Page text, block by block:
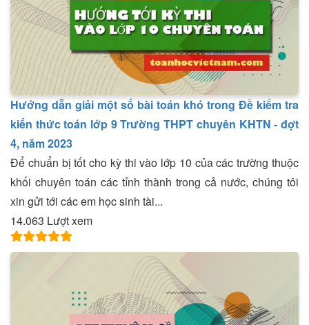
Hướng dẫn giải một số bài toán khó trong Đề kiểm tra
kiến thức toán lớp 9 Trường THPT chuyên KHTN - đợt
4, năm 2023
Để chuẩn bị tốt cho kỳ thi vào lớp 10 của các trường thuộc
khối chuyên toán các tỉnh thành trong cả nước, chúng tôi
xin gửi tới các em học sinh tài...
14.063 Lượt xem